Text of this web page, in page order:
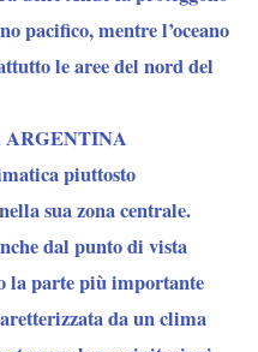
pacifico, mentre l’oceano
le aree del nord del
ARGENTINA
piuttosto
sua zona centrale.
dal punto di vista
la parte più importante
da unclima